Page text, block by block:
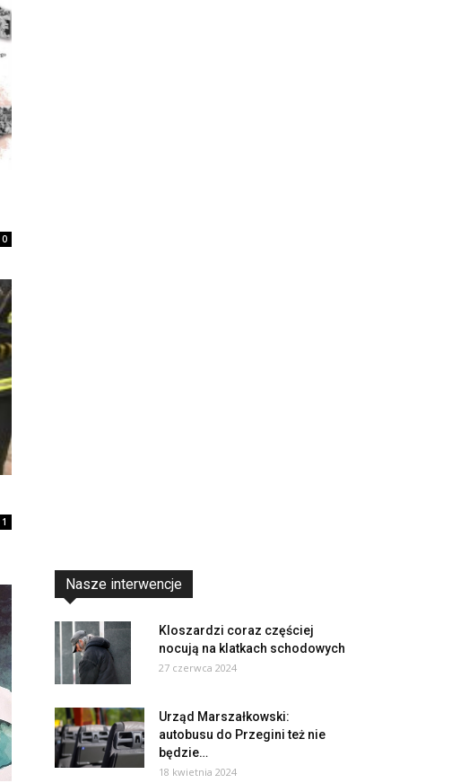
0
1
Nasze interwencje
Kloszardzi coraz częściej
nocują na klatkach schodowych
27 czerwca 2024
Urząd Marszałkowski:
autobusu do Przegini też nie
będzie…
18 kwietnia 2024